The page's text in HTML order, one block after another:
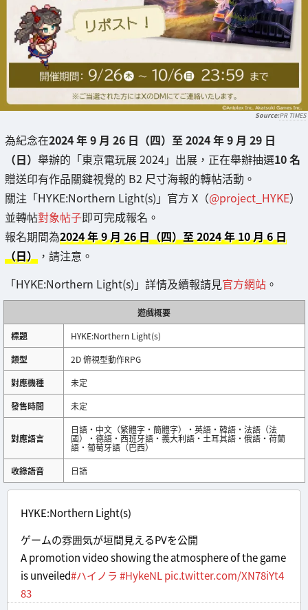
PR TIMES
為紀念在2024 年 9 月 26 日（四）至 2024 年 9 月 29 日
（日） 舉辦的「東京電玩展 2024」出展，正在舉辦抽選10 名
贈送印有作品關鍵視覺的 B2 尺寸海報的轉帖活動。
關注「HYKE:Northern Light(s)」官方 X（@project_HYKE）
並轉帖對象帖子即可完成報名。
報名期間為2024 年 9 月 26 日（四）至 2024 年 10 月 6 日
（日） ，請注意。
「HYKE:Northern Light(s)」詳情及續報請見官方網站 。
遊戲概要
標題
HYKE:Northern Light(s)
類型
2D 俯視型動作RPG
對應機種
未定
發售時間
未定
對應語言
日語・中文（繁體字・簡體字）・英語・韓語・法語（法
國）・德語・西班牙語・義大利語・土耳其語・俄語・荷蘭
語・葡萄牙語（巴西）
收錄語音
日語
HYKE:Northern Light(s)
ゲームの雰囲気が垣間見えるPVを公開
A promotion video showing the atmosphere of the game
is unveiled#ハイノラ #HykeNLpic.twitter.com/XN78iYt4
83